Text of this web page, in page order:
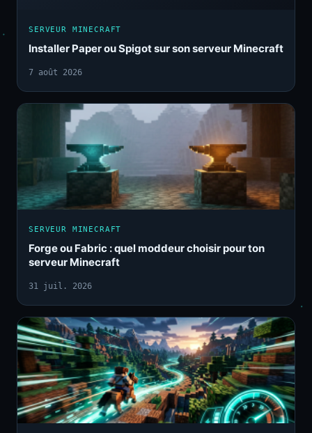
SERVEUR MINECRAFT
Installer Paper ou Spigot sur son serveur Minecraft
7 août 2026
SERVEUR MINECRAFT
Forge ou Fabric : quel moddeur choisir pour ton
serveur Minecraft
31 juil. 2026